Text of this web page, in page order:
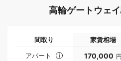
高輪ゲートウェ
間取り 家賃相場
アパート
170,000 円